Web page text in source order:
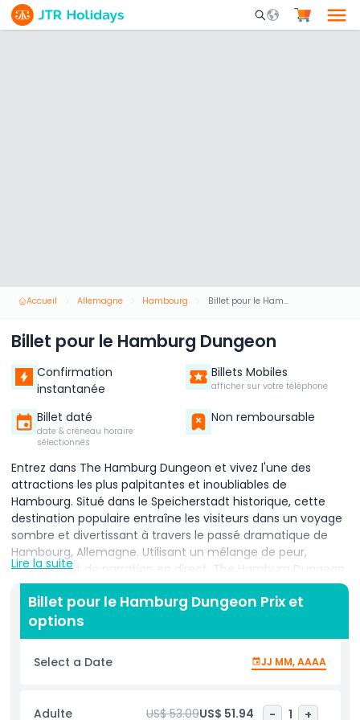
Mobile Search
Accueil Allemagne Hambourg Billet pour le Hamburg Dungeon
Billet pour le Hamburg Dungeon
Confirmation
instantanée
Billets Mobiles
afficher sur votre téléphone
Billet daté
date & créneau horaire
sélectionnés
Non remboursable
Entrez dans The Hamburg Dungeon et vivez l'une des
attractions les plus palpitantes et inoubliables de
Hambourg. Situé dans le Speicherstadt historique, cette
destination populaire entraîne les visiteurs dans un voyage
sombre et divertissant à travers le passé dramatique de
Hambourg, Allemagne. Utilisant un mélange de peur,
d'humour et de narration en direct, The Hamburg Dungeon
fait revivre des événements historiques réels à travers onze
spectacles interactifs en direct, des acteurs professionnels
et des décors impressionnants à 360 degrés. En explorant,
vous vous retrouverez face aux histoires les plus
troublantes de la ville. Regardez le sinistre bourreau
expliquer ses techniques brutales, ressentez la tension de
revivez des moments dangereux de l'époque médiévale de
Lire la suite
Billet pour le Hamburg Dungeon Prix et
options
Select a Date JJ MM, AAAA
Adulte US$ 53.09US$ 51.94 - 1 +